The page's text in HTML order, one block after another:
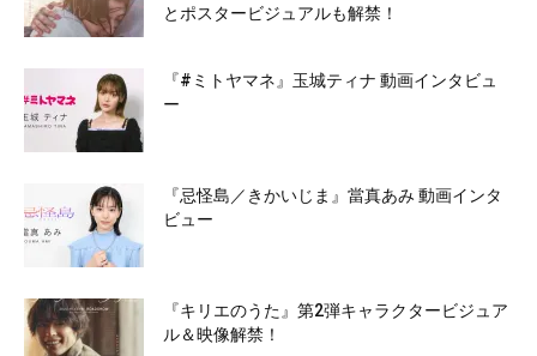
とポスタービジュアルも解禁！
『#ミトヤマネ』玉城ティナ 動画インタビュ
ー
『忌怪島／きかいじま』當真あみ 動画インタ
ビュー
『キリエのうた』第2弾キャラクタービジュア
ル＆映像解禁！